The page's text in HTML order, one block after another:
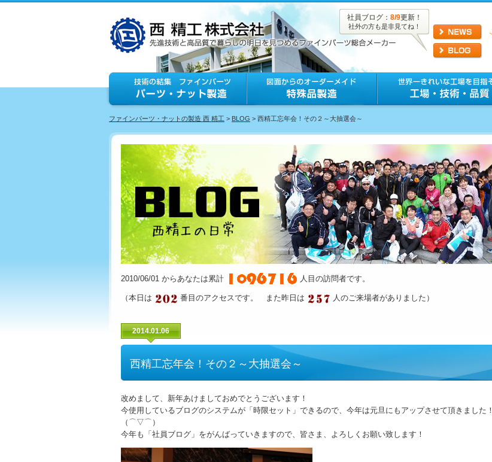
社員ブログ： 8/9更新！
社外の方も是非見てね！
ファインパーツ・ナットの製造 西 精工 > BLOG > 西精工忘年会！その２～大抽選会～
2010/06/01 からあなたは累計 人目の訪問者です。
（本日は 番目のアクセスです。 また昨日は 人のご来場者がありました）
2014.01.06
西精工忘年会！その２～大抽選会～
改めまして、新年あけましておめでとうございます！
今使用しているブログのシステムが「時限セット」できるので、今年は元旦にもアップさせて頂きました！
（⌒▽⌒）
今年も「社員ブログ」をがんばっていきますので、皆さま、よろしくお願い致します！